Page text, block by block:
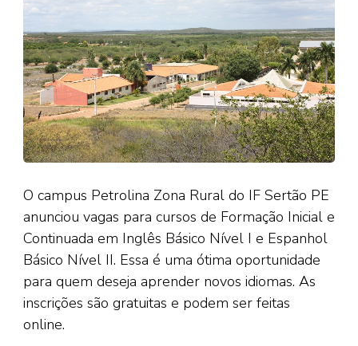
O campus Petrolina Zona Rural do IF Sertão PE
anunciou vagas para cursos de Formação Inicial e
Continuada em Inglês Básico Nível I e Espanhol
Básico Nível II. Essa é uma ótima oportunidade
para quem deseja aprender novos idiomas. As
inscrições são gratuitas e podem ser feitas
online.